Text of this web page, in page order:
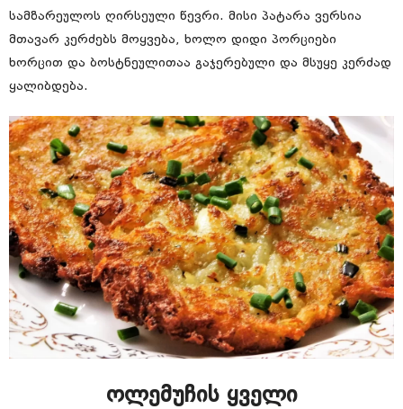
სამზარეულოს ღირსეული წევრი. მისი პატარა ვერსია
მთავარ კერძებს მოყვება, ხოლო დიდი პორციები
ხორცით და ბოსტნეულითაა გაჯერებული და მსუყე კერძად
ყალიბდება.
ოლემუჩის ყველი